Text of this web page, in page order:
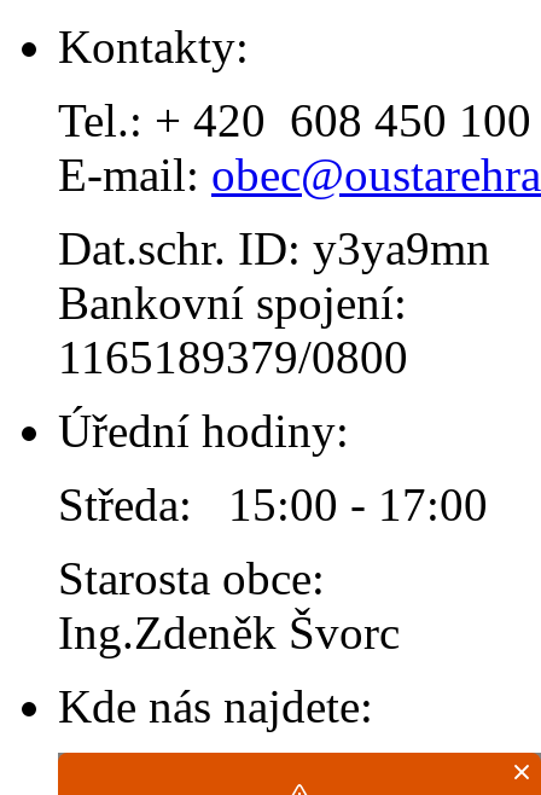
Kontakty:
Tel.: + 420 608 450 100
E-mail:
Dat.schr. ID: y3ya9mn
Bankovní spojení:
1165189379/0800
Úřední hodiny:
Středa: 15:00 - 17:00
Starosta obce:
Ing.Zdeněk Švorc
Kde nás najdete: